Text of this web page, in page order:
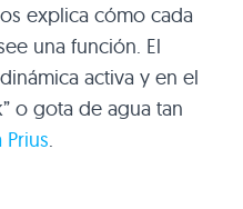
explica cómo cada
una función. El
activa y en el
o gota de agua tan
Prius.